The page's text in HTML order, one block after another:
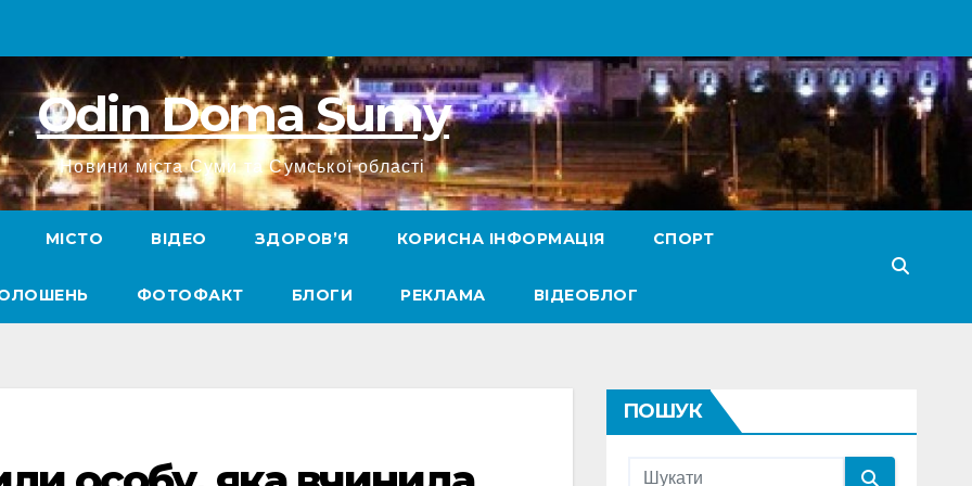
Odin Doma Sumy
Новини міста Суми та Сумської області
МІСТО ВІДЕО ЗДОРОВ’Я КОРИСНА ІНФОРМАЦІЯ СПОРТ
ФОТОФАКТ БЛОГИ РЕКЛАМА ВІДЕОБЛОГ
ПОШУК